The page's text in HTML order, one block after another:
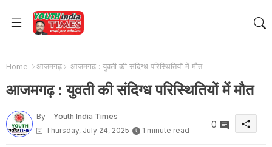
Home आजमगढ़ आजमगढ़ : युवती की संदिग्ध परिस्थितियों में मौत
आजमगढ़ : युवती की संदिग्ध परिस्थितियों में मौत
By - Youth India Times
Thursday, July 24, 2025
1 minute read
0